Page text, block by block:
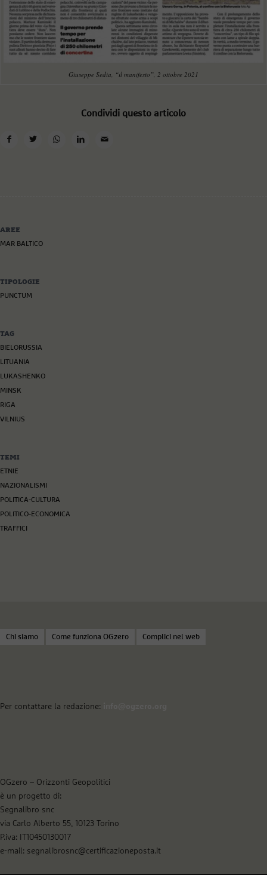
Giuseppe Sedia, “il manifesto”, 2 ottobre 2021
Condividi questo articolo
AREE
MAR BALTICO
TIPOLOGIE
PUNCTUM
TAG
BIELORUSSIA
LITUANIA
LUKASHENKO
MINSK
RIGA
VILNIUS
TEMI
ETNIE
NAZIONALISMI
POLITICA-CULTURA
POLITICO-ECONOMICA
TRAFFICI
Chi siamo Come funziona OGzero Complici nel web
Per contattare la redazione:
OGzero – Orizzonti Geopolitici
è un progetto di:
Segnalibro snc
via Carlo Alberto 55, 10123 Torino
P.iva: IT10450130017
e-mail: segnalibrosnc@certificazioneposta.it